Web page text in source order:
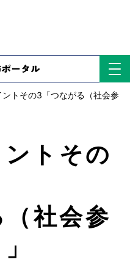
トその3「つながる（社会参
トその
（社会参